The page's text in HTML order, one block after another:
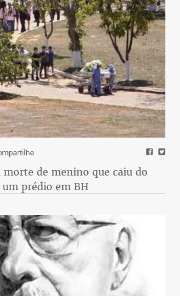
de menino que caiu do
prédio em BH